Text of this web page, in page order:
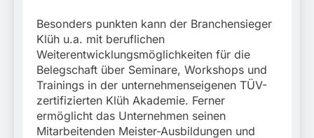
Besonders punkten kann der Branchensieger
Klüh u.a. mit beruflichen
Weiterentwicklungsmöglichkeiten für die
Belegschaft über Seminare, Workshops und
Trainings in der unternehmenseigenen TÜV-
zertifizierten Klüh Akademie. Ferner
ermöglicht das Unternehmen seinen
Mitarbeitenden Meister-Ausbildungen und